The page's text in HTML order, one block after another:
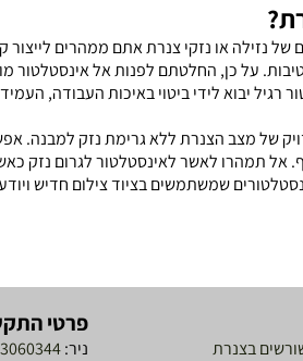
של נזילה או נזקי צנרת אתם ממהרים
על כן, החלטתם לפנות אל אינסטלטור
רגיל יבוא לידי ביטוי באיכות העבודה,
של מצב הצנרת ללא גרימת נזק למבנה.
אל תמהרו לאשר לאינסטלטור לגרום נזק
שמשתמשים בציוד צילום חדיש
בצנרת
פרטי
ניר: